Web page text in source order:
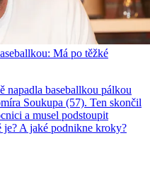
Má po těžké
napadla baseballkou pálkou
Soukupa (57). Ten skončil
a musel podstoupit
je? A jaké podnikne kroky?